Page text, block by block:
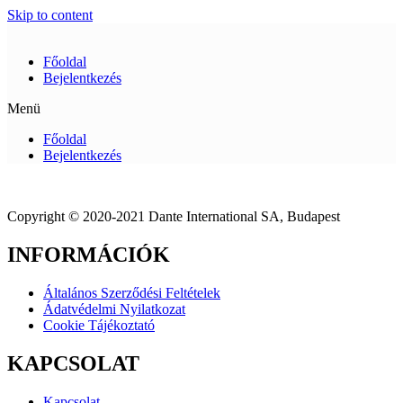
Skip to content
Főoldal
Bejelentkezés
Menü
Főoldal
Bejelentkezés
Copyright © 2020-2021 Dante International SA, Budapest
INFORMÁCIÓK
Általános Szerződési Feltételek
Ádatvédelmi Nyilatkozat
Cookie Tájékoztató
KAPCSOLAT